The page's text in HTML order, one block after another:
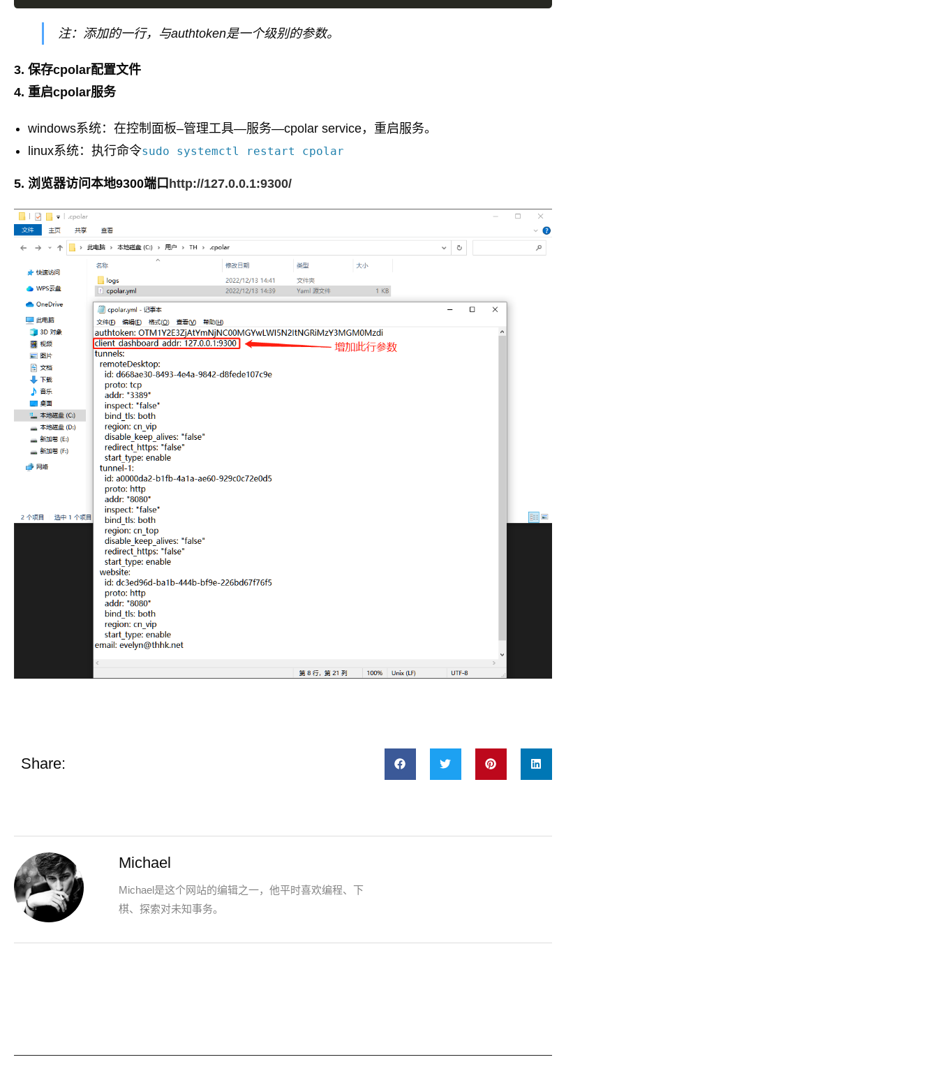
注：添加的一行，与authtoken是一个级别的参数。
3. 保存cpolar配置文件
4. 重启cpolar服务
windows系统：在控制面板–管理工具—服务—cpolar service，重启服务。
linux系统：执行命令sudo systemctl restart cpolar
5. 浏览器访问本地9300端口 http://127.0.0.1:9300/
Share:
Michael
Michael是这个网站的编辑之一，他平时喜欢编程、下
棋、探索对未知事务。